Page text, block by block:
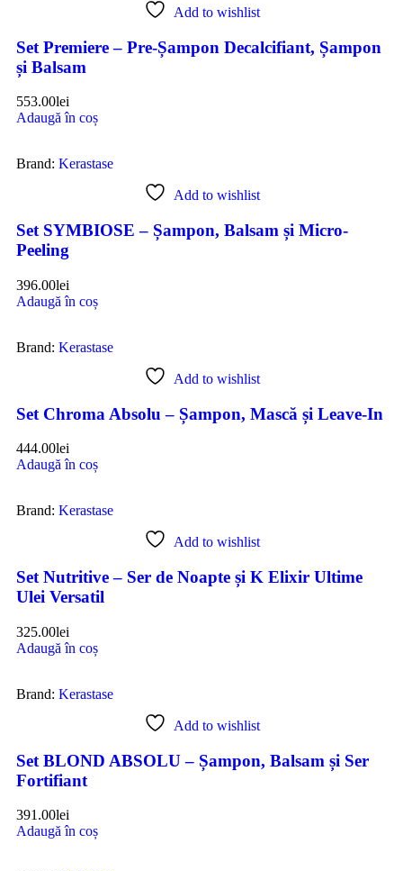
Add to wishlist
Set Premiere – Pre-Șampon Decalcifiant, Șampon
și Balsam
553.00lei
Adaugă în coș
Brand: Kerastase
Add to wishlist
Set SYMBIOSE – Șampon, Balsam și Micro-
Peeling
396.00lei
Adaugă în coș
Brand: Kerastase
Add to wishlist
Set Chroma Absolu – Șampon, Mască și Leave-In
444.00lei
Adaugă în coș
Brand: Kerastase
Add to wishlist
Set Nutritive – Ser de Noapte și K Elixir Ultime
Ulei Versatil
325.00lei
Adaugă în coș
Brand: Kerastase
Add to wishlist
Set BLOND ABSOLU – Șampon, Balsam și Ser
Fortifiant
391.00lei
Adaugă în coș